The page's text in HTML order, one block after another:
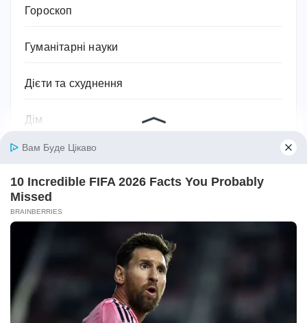
Гороскоп
Гуманітарні науки
Дієти та схуднення
Дім
Домашнє господарство
Домашній затишок
Закони України